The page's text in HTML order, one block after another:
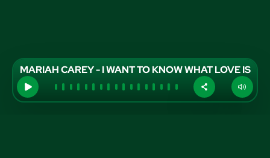
MARIAH CAREY - I WANT TO KNOW WHAT LOVE IS